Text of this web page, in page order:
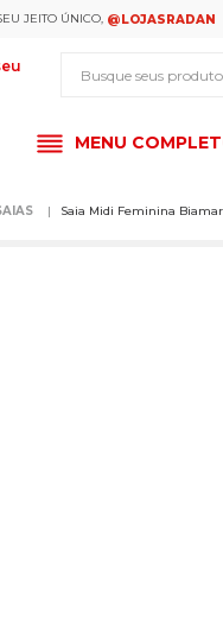
JEITO ÚNICO, @LOJASRADAN
MENU
Saia Midi Feminina